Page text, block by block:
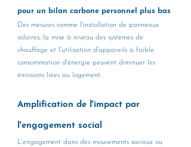
pour un bilan carbone personnel plus bas
Des mesures comme l'installation de panneaux
solaires, la mise à niveau des systèmes de
chauffage et l'utilisation d'appareils à faible
consommation d'énergie peuvent diminuer les
émissions liées au logement.
Amplification de l'impact par
l'engagement social
L'engagement dans des mouvements sociaux ou